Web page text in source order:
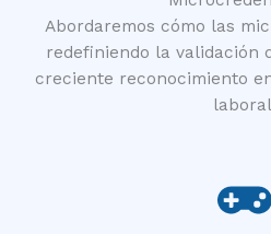
Abordaremos cómo las
redefiniendo la validación
creciente reconocimiento